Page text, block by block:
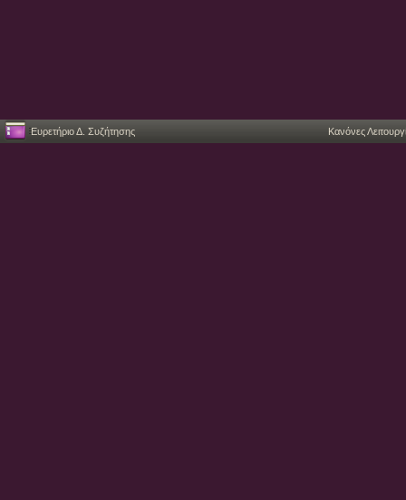
Ευρετήριο Δ. Συζήτησης Κανόνες